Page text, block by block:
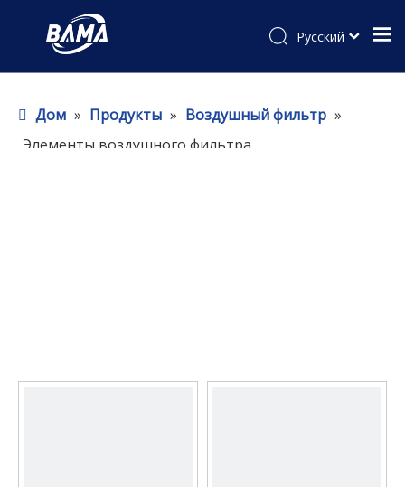
Pусский
Дом » Продукты » Воздушный фильтр »
Элементы воздушного фильтра